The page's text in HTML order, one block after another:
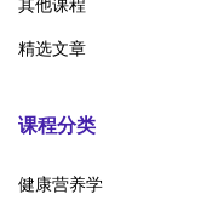
精选文章
课程分类
健康营养学